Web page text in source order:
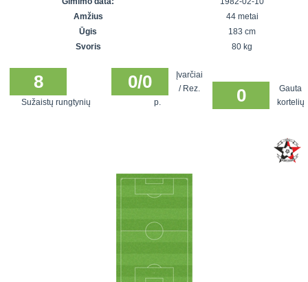
SFL rudens
Snaigės taurė
čempionatas
Vilnius
Amžius
44 metai
Ūgis
183 cm
Svoris
80 kg
8
Sužaistų rungtynių
0/0
Įvarčiai
/ Rez.
p.
0
Gauta
kortelių